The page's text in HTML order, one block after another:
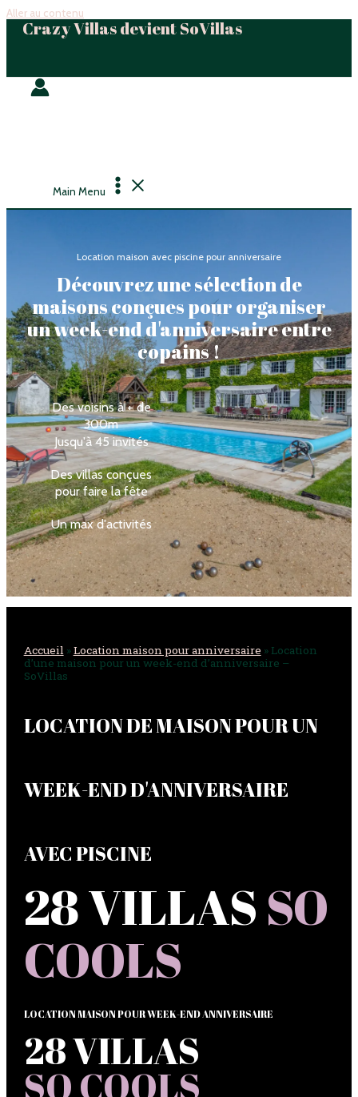
Aller au contenu
Crazy Villas devient SoVillas
Main Menu
Location maison avec piscine pour anniversaire
Découvrez une sélection de
maisons conçues pour organiser
un week-end d'anniversaire entre
copains !
Des voisins à + de
300m
Jusqu'à 45 invités
Des villas conçues
pour faire la fête
Un max d'activités
Accueil»Location maison pour anniversaire » Location
d’une maison pour un week-end d’anniversaire –
SoVillas
LOCATION DE MAISON POUR UN
WEEK-END D'ANNIVERSAIRE
AVEC PISCINE
28 VILLAS SO
COOLS
LOCATION MAISON POUR WEEK-END ANNIVERSAIRE
28 VILLAS
SO COOLS